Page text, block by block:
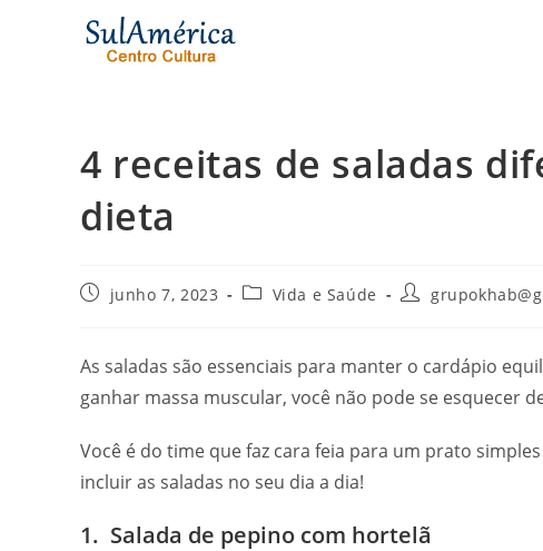
4 receitas de saladas
dieta
Postjunho 7, 2023
Categoria
Vida e Saúde
Autor
As saladas são essenciais para manter o cardápio
ganhar massa muscular, você não pode se esquecer
Você é do time que faz cara feia para um prato
incluir as saladas no seu dia a dia!
1. Salada de pepino com hortelã